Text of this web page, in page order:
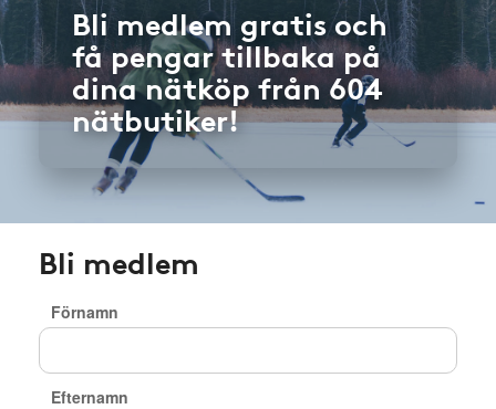
Bli medlem gratis och
få pengar tillbaka på
dina nätköp från 604
nätbutiker!
Bli medlem
Förnamn
Efternamn